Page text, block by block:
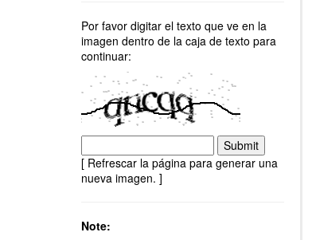
Por favor digitar el texto que ve en la
imagen dentro de la caja de texto para
continuar:
[ Refrescar la página para generar una
nueva imagen. ]
Note: